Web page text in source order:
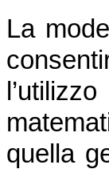
La
quella